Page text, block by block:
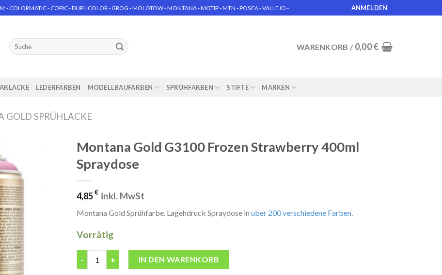
- COLORMATIC - COPIC - DUPLICOLOR - GROG - MOLOTOW - MONTANA - MOTIP - MTN - POSCA - VALLEJO - ANMELDEN
Suchen
nach:
WARENKORB / 0,00€
LEDERFARBEN MODELLBAUFARBEN SPRÜHFARBEN STIFTE MARKEN
GOLD SPRÜHLACKE
Montana Gold G3100 Frozen Strawberry 400ml
Spraydose
4,85€ inkl. MwSt
Montana Gold Sprühfarbe. Lagehdruck Spraydose in uber 200 verschiedene Farben.
Vorrätig
IN DEN WARENKORB